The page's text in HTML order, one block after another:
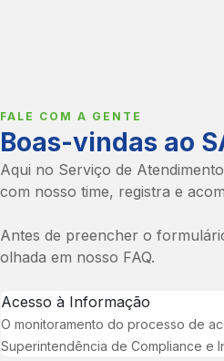
FALE COM A GENTE
Boas-vindas ao
Aqui no Serviço de
com nosso time, registra e
Antes de preencher o
olhada em nosso FAQ.
Acesso à Informação
O monitoramento do processo de
Superintendência de Compliance e